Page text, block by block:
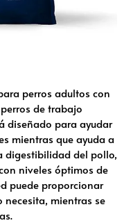
perros adultos con
de trabajo
diseñado para ayudar
mientras que ayuda a
digestibilidad del pollo,
niveles óptimos de
puede proporcionar
necesita, mientras se